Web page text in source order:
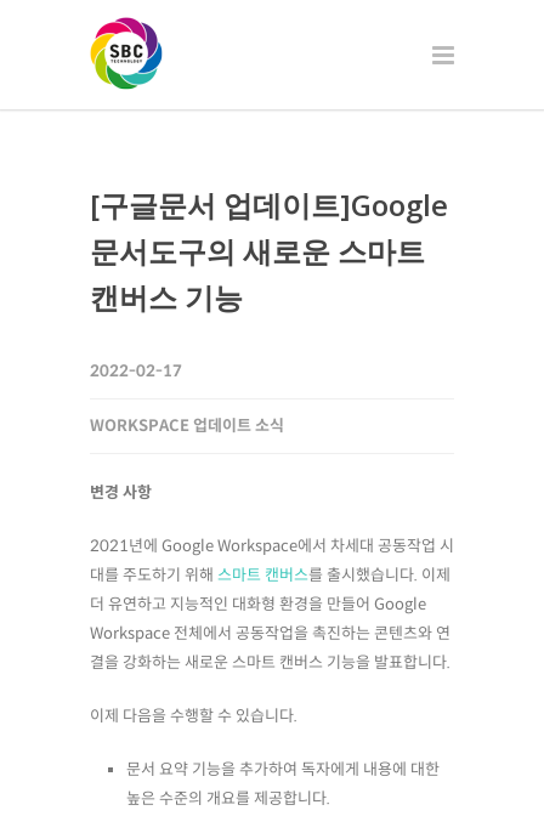
[구글문서 업데이트]Google
문서도구의 새로운 스마트
캔버스 기능
2022-02-17
WORKSPACE 업데이트 소식
변경 사항
2021년에 Google Workspace에서 차세대 공동작업 시
대를 주도하기 위해 스마트 캔버스를 출시했습니다. 이제
더 유연하고 지능적인 대화형 환경을 만들어 Google
Workspace 전체에서 공동작업을 촉진하는 콘텐츠와 연
결을 강화하는 새로운 스마트 캔버스 기능을 발표합니다.
이제 다음을 수행할 수 있습니다.
문서 요약 기능을 추가하여 독자에게 내용에 대한
높은 수준의 개요를 제공합니다.